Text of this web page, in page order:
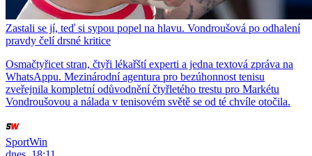
Zastali se jí, teď si sypou popel na hlavu. Vondroušová po odhalení
pravdy čelí drsné kritice
Osmačtyřicet stran, čtyři lékařští experti a jedna textová zpráva na
WhatsAppu. Mezinárodní agentura pro bezúhonnost tenisu
zveřejnila kompletní odůvodnění čtyřletého trestu pro Markétu
Vondroušovou a nálada v tenisovém světě se od té chvíle otočila.
SportWin